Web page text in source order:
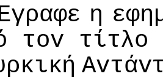
η
τov τίτλo